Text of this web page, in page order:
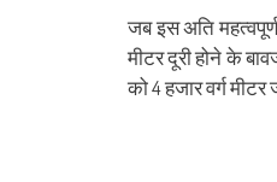
जब इस अति
मीटर दूरी होने के
को 4 हजार वर्ग